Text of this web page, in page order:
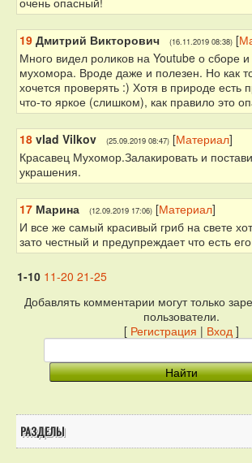
19 Дмитрий Викторович (16.11.2019 08:38) [
Много видел роликов на Youtube о сборе и
мухомора. Вроде даже и полезен. Но как
хочется проверять :) Хотя в природе есть
что-то яркое (слишком), как правило это
18 vlad Vilkov (25.09.2019 08:47) [Материал]
Красавец Мухомор.Залакировать и
украшения.
17 Марина (12.09.2019 17:06) [Материал]
И все же самый красивый гриб на свете
зато честный и предупреждает что есть
1-10 11-20 21-25
Добавлять комментарии могут только
пользователи.
[ Регистрация | Вход ]
РАЗДЕЛЫ